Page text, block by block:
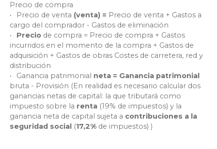
Precio de compra
Precio de venta (venta) = Precio de venta + Gastos a
cargo del comprador - Gastos de eliminación
Precio de compra = Precio de compra + Gastos
incurridos en el momento de la compra + Gastos de
adquisición + Gastos de obras Costes de carretera, red y
distribución
Ganancia patrimonial neta = Ganancia patrimonial
bruta - Provisión (En realidad es necesario calcular dos
ganancias netas de capital: la que tributará como
impuesto sobre la renta (19% de impuestos) y la
ganancia neta de capital sujeta a contribuciones a la
seguridad social (17,2% de impuestos) )